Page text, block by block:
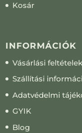
Kosár
INFORMÁCIÓK
Vásárlási feltételek
Szállítási
Adatvédelmi
GYIK
Blog